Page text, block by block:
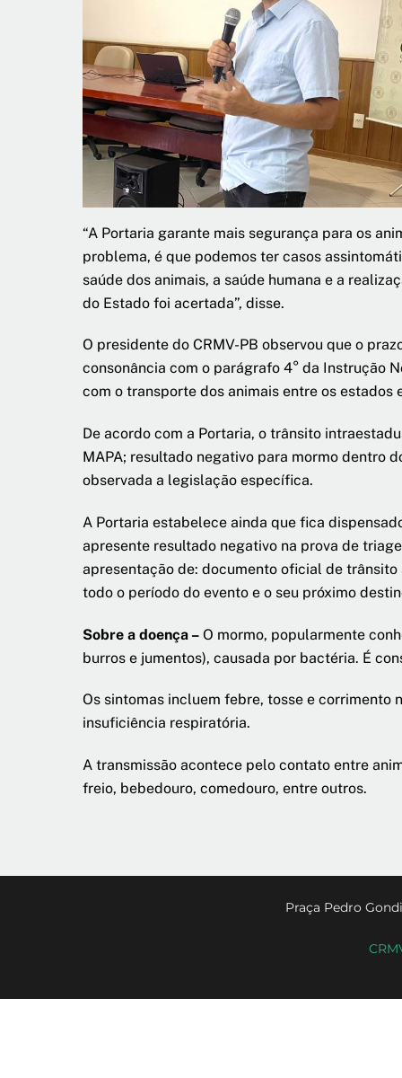
“A Portaria garante mais segurança para os
problema, é que podemos ter casos
saúde dos animais, a saúde humana e a
do Estado foi acertada”, disse.
O presidente do CRMV-PB observou que o
consonância com o parágrafo 4° da Instrução
com o transporte dos animais entre os estados
De acordo com a Portaria, o trânsito
MAPA; resultado negativo para mormo dentro
observada a legislação específica.
A Portaria estabelece ainda que fica
apresente resultado negativo na prova de
apresentação de: documento oficial de
todo o período do evento e o seu próximo
Sobre a doença – O mormo, popularmente
burros e jumentos), causada por bactéria. É
Os sintomas incluem febre, tosse e corrimento
insuficiência respiratória.
A transmissão acontece pelo contato entre
freio, bebedouro, comedouro, entre outros.
Praça Pedro